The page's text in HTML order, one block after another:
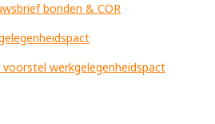
bonden & COR
werkgelegenheidspact